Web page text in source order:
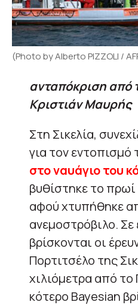
(Photo by Alberto PIZZOLI /
ανταπόκριση από
Kριστιάν Μαυρής
Στη Σικελία,
για τον
στο ναυάγιο του
βυθίστηκε το
αφού χτυπήθηκε
ανεμοστρόβιλο. Σε
βρίσκονται οι
Πορτιτσέλο της
χιλιόμετρα από
κότερο Bayesian